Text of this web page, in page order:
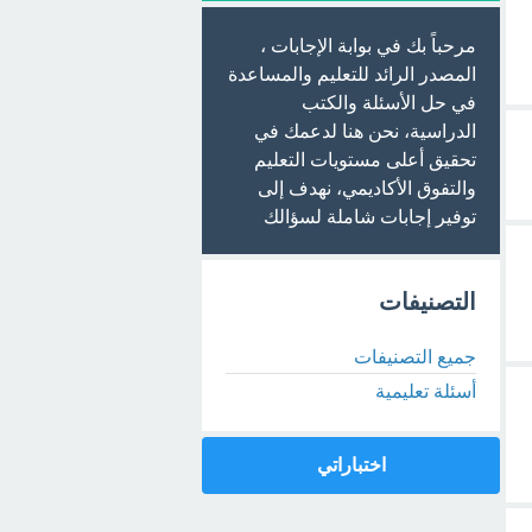
مرحباً بك في بوابة الإجابات ،
المصدر الرائد للتعليم والمساعدة
في حل الأسئلة والكتب
الدراسية، نحن هنا لدعمك في
تحقيق أعلى مستويات التعليم
والتفوق الأكاديمي، نهدف إلى
توفير إجابات شاملة لسؤالك
التصنيفات
جميع التصنيفات
أسئلة تعليمية
اختباراتي